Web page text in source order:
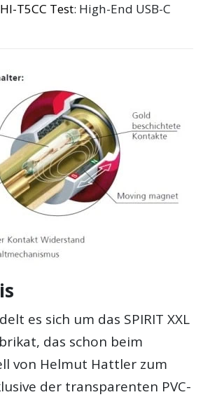
T5CC Test: High-End USB-C
es sich um das SPIRIT XXL
das schon beim
von Helmut Hattler zum
der transparenten PVC-